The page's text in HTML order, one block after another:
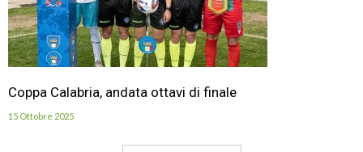
Coppa Calabria, andata ottavi di finale
15 Ottobre 2025